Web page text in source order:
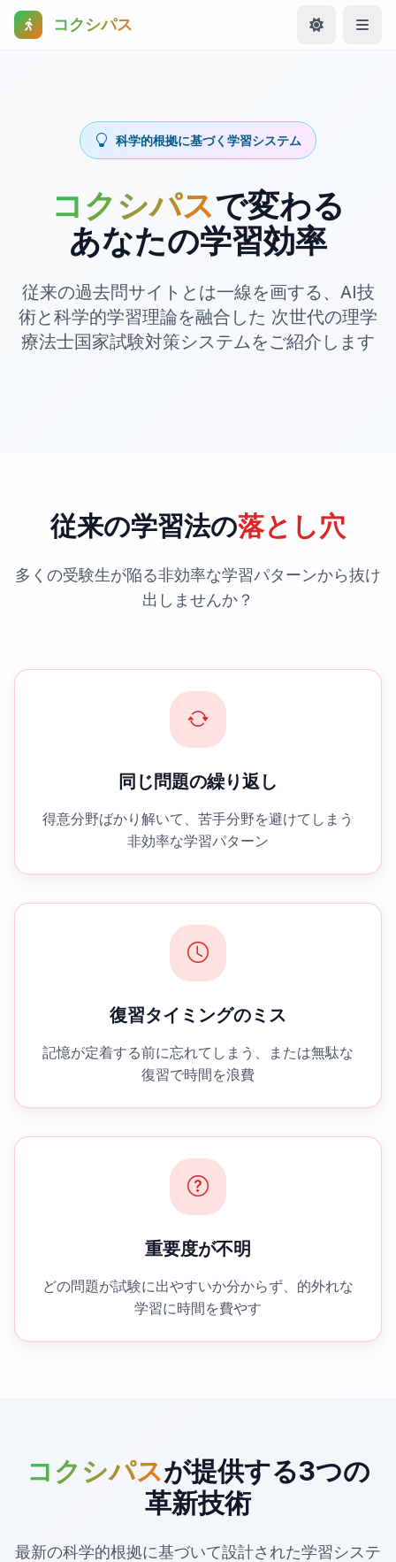
コクシパス
科学的根拠に基づく学習システム
コクシパスで変わる
あなたの学習効率
従来の過去問サイトとは一線を画する、AI技
術と科学的学習理論を融合した 次世代の理学
療法士国家試験対策システムをご紹介します
従来の学習法の落とし穴
多くの受験生が陥る非効率な学習パターンから抜け
出しませんか？
同じ問題の繰り返し
得意分野ばかり解いて、苦手分野を避けてしまう
非効率な学習パターン
復習タイミングのミス
記憶が定着する前に忘れてしまう、または無駄な
復習で時間を浪費
重要度が不明
どの問題が試験に出やすいか分からず、的外れな
学習に時間を費やす
コクシパスが提供する3つの
革新技術
最新の科学的根拠に基づいて設計された学習システ